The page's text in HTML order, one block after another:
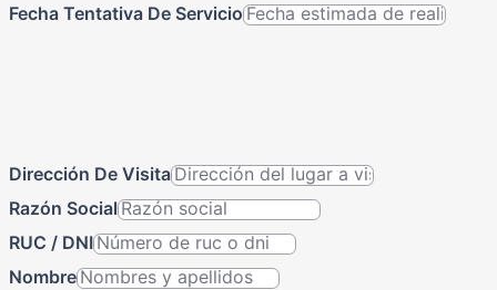
Fecha Tentativa De Servicio
Dirección De Visita
Razón Social
RUC / DNI
Nombre